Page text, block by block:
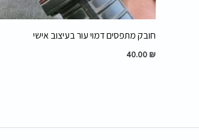
חובק מתפסים דמוי עור בעיצוב אישי
40.00 ₪